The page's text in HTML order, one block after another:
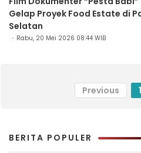
Gelap Proyek Food Estate di
Selatan
Rabu, 20 Mei 2026 08:44 WIB
Previous 1
BERITA POPULER